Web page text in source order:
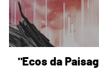
"Ecos da